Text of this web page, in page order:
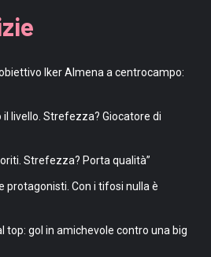
Iker Almena a centrocampo:
livello. Strefezza? Giocatore di
Strefezza? Porta qualità”
protagonisti. Con i tifosi nulla è
top: gol in amichevole contro una big